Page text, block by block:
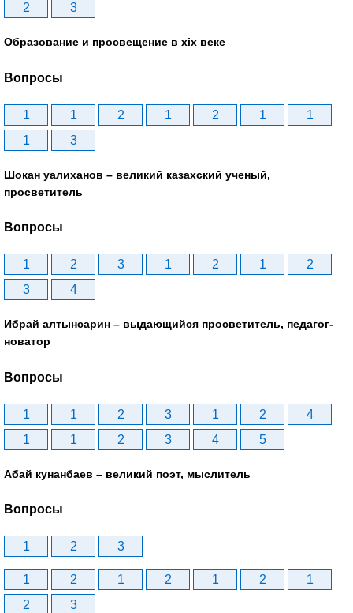
2
3
Образование и просвещение в xix веке
Вопросы
1 1 2 1 2 1
1
1
3
Шокан уалиханов – великий казахский ученый,
просветитель
Вопросы
1 2 3 1 2 1
2
3
4
Ибрай алтынсарин – выдающийся просветитель, педагог-
новатор
Вопросы
1 1 2 3 1 2
4
1
1 2 3 4 5
Абай кунанбаев – великий поэт, мыслитель
Вопросы
1 2 3
1 2 1 2 1 2
1
2
3